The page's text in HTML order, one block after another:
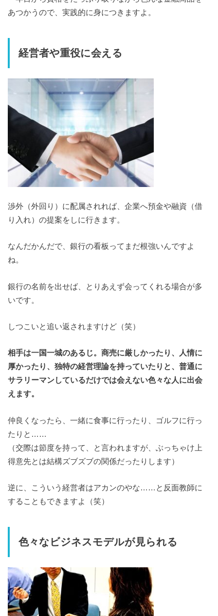
あつかうので、実践的に身につきますよ。
経営者や重役に会える
渉外（外回り）に配属されれば、企業へ預金や融資（借
り入れ）の提案をしに行きます。
なんだかんだで、銀行の看板ってまだ根強いんですよ
ね。
銀行の名前を出せば、とりあえず会ってくれる場合が多
いです。
しつこいと追い返されますけど（笑）
相手は一国一城のあるじ。商売に厳しかったり、人情に
厚かったり、独特の経営理論を持っていたりと、普通に
サラリーマンしているだけでは会えない色々な人に出会
えます。
仲良くなったら、一緒に食事に行ったり、ゴルフに行っ
たりと……
（交際は節度を持って、と言われますが、ぶっちゃけ上
得意先とは結構ズブズブの関係だったりします）
逆に、こういう経営者はアカンのやな……と反面教師に
することもできますよ（笑）
色々なビジネスモデルが見られる